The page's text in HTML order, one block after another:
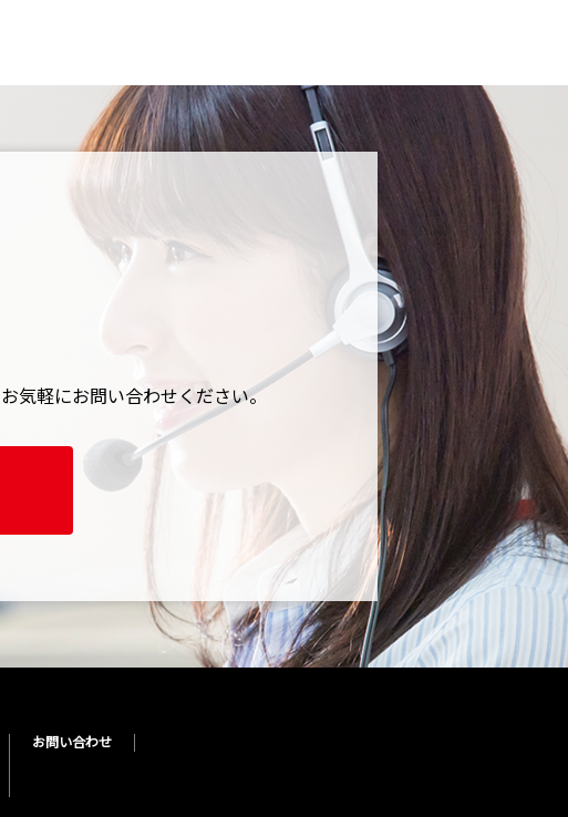
お気軽にお問い合わせください。
お問い合わせ